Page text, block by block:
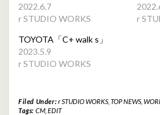
2022.6.7
r STUDIO WORKS
r
TOYOTA「C+ walk s」
2023.5.9
r STUDIO WORKS
Filed Under:r STUDIO WORKS, TOP NEWS,
Tags: CM, EDIT